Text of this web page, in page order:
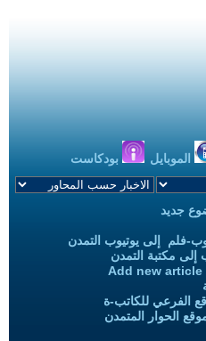
الموبايل بودكاست
جديد
فلم إلى يوتيوب التمدن
إلى مكتبة التمدن
Add new article
الفرعي للكاتب-ة
الحوار المتمدن